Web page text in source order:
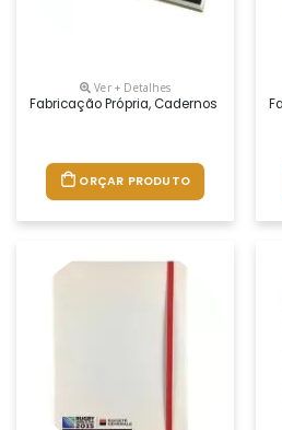
Ver + Detalhes
Fabricação Própria, Cadernos
ORÇAR PRODUTO